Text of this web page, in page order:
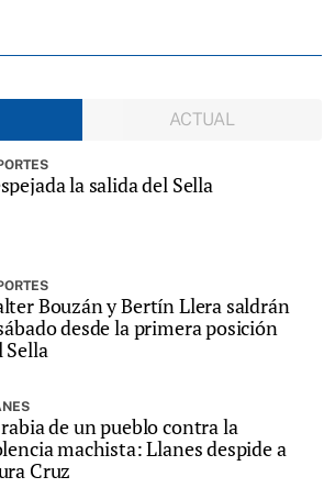
ACTUAL
la salida del Sella
Bouzán y Bertín Llera saldrán
desde la primera posición
Sella
de un pueblo contra la
machista: Llanes despide a
Cruz